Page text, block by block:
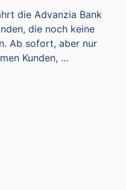
die Advanzia Bank
die noch keine
Ab sofort, aber nur
Kunden, …